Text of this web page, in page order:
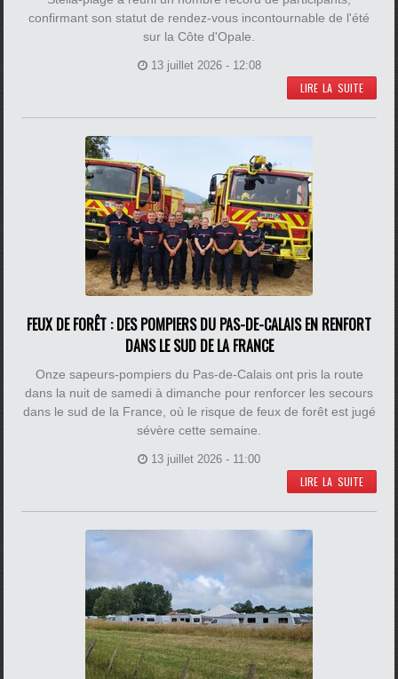
confirmant son statut de rendez-vous incontournable de l'été
sur la Côte d'Opale.
13 juillet 2026 - 12:08
LIRE LA SUITE
FEUX DE FORÊT : DES POMPIERS DU PAS-DE-CALAIS EN RENFORT
DANS LE SUD DE LA FRANCE
Onze sapeurs-pompiers du Pas-de-Calais ont pris la route
dans la nuit de samedi à dimanche pour renforcer les secours
dans le sud de la France, où le risque de feux de forêt est jugé
sévère cette semaine.
13 juillet 2026 - 11:00
LIRE LA SUITE